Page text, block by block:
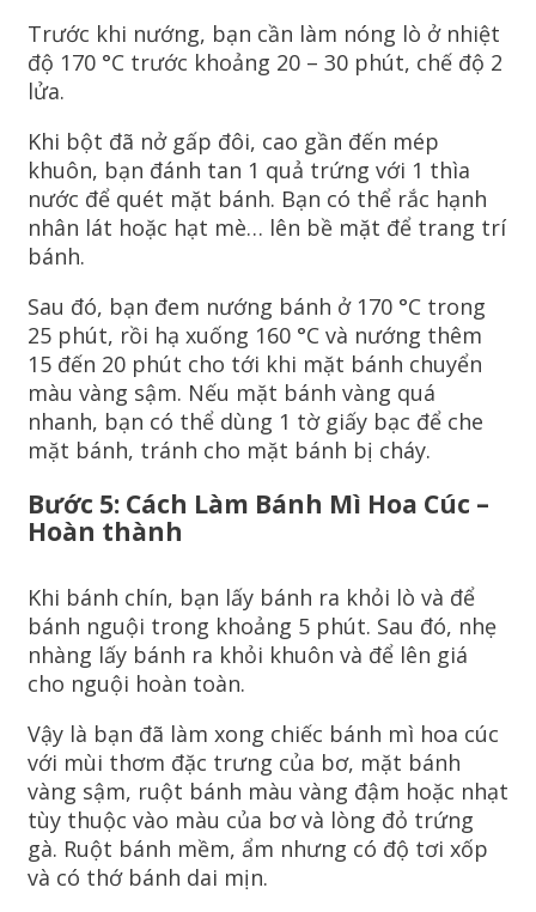
Trước khi nướng, bạn cần làm nóng lò ở nhiệt
độ 170 °C trước khoảng 20 – 30 phút, chế độ 2
lửa.
Khi bột đã nở gấp đôi, cao gần đến mép
khuôn, bạn đánh tan 1 quả trứng với 1 thìa
nước để quét mặt bánh. Bạn có thể rắc hạnh
nhân lát hoặc hạt mè… lên bề mặt để trang trí
bánh.
Sau đó, bạn đem nướng bánh ở 170 °C trong
25 phút, rồi hạ xuống 160 °C và nướng thêm
15 đến 20 phút cho tới khi mặt bánh chuyển
màu vàng sậm. Nếu mặt bánh vàng quá
nhanh, bạn có thể dùng 1 tờ giấy bạc để che
mặt bánh, tránh cho mặt bánh bị cháy.
Bước 5: Cách Làm Bánh Mì Hoa Cúc –
Hoàn thành
Khi bánh chín, bạn lấy bánh ra khỏi lò và để
bánh nguội trong khoảng 5 phút. Sau đó, nhẹ
nhàng lấy bánh ra khỏi khuôn và để lên giá
cho nguội hoàn toàn.
Vậy là bạn đã làm xong chiếc bánh mì hoa cúc
với mùi thơm đặc trưng của bơ, mặt bánh
vàng sậm, ruột bánh màu vàng đậm hoặc nhạt
tùy thuộc vào màu của bơ và lòng đỏ trứng
gà. Ruột bánh mềm, ẩm nhưng có độ tơi xốp
và có thớ bánh dai mịn.